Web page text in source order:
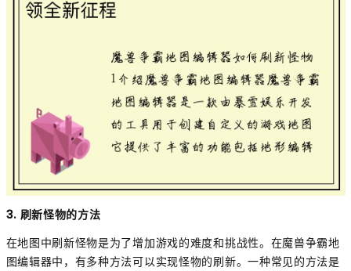
3. 刷新怪物的方法
在地图中刷新怪物是为了增加游戏的难度和挑战性。在魔兽争霸地
图编辑器中，有多种方法可以实现怪物的刷新。一种常见的方法是